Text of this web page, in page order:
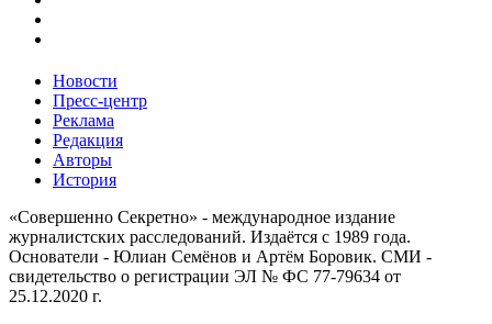
Новости
Пресс-центр
Реклама
Редакция
Авторы
История
«Совершенно Секретно» - международное издание
журналистских расследований. Издаётся с 1989 года.
Основатели - Юлиан Семёнов и Артём Боровик. CМИ -
свидетельство о регистрации ЭЛ № ФС 77-79634 от
25.12.2020 г.